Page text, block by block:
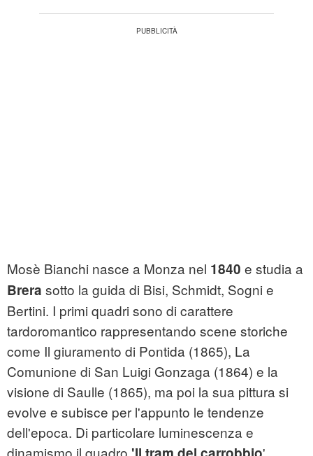
Mosè Bianchi nasce a Monza nel 1840 e studia a
Brera sotto la guida di Bisi, Schmidt, Sogni e
Bertini. I primi quadri sono di carattere
tardoromantico rappresentando scene storiche
come Il giuramento di Pontida (1865), La
Comunione di San Luigi Gonzaga (1864) e la
visione di Saulle (1865), ma poi la sua pittura si
evolve e subisce per l'appunto le tendenze
dell'epoca. Di particolare luminescenza e